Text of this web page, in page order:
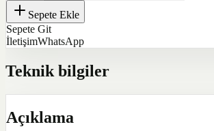
Sepete Ekle
Sepete Git
İletişimWhatsApp
Teknik bilgiler
Açıklama